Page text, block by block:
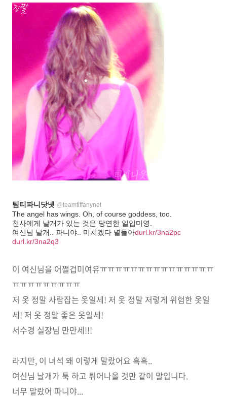
팀티파니닷넷 @teamtiffanynet
The angel has wings. Oh, of course goddess, too.
천사에게 날개가 있는 것은 당연한 일입미영.
여신님 날개.. 파니야.. 미치겠다 별들아durl.kr/3na2pc
durl.kr/3na2q3
이 여신님을 어쩔겁미여유ㅠㅠㅠㅠㅠㅠㅠㅠㅠㅠㅠㅠㅠㅠㅠ
ㅠㅠㅠㅠㅠㅠㅠㅠㅠ
저 옷 정말 사람잡는 옷일세! 저 옷 정말 저렇게 위험한 옷일
세! 저 옷 정말 좋은 옷일세!
서수경 실장님 만만세!!!
라지만, 이 녀석 왜 이렇게 말랐어요 흑흑..
여신님 날개가 툭 하고 튀어나올 것만 같이 말입니다.
너무 말랐어 파니야...